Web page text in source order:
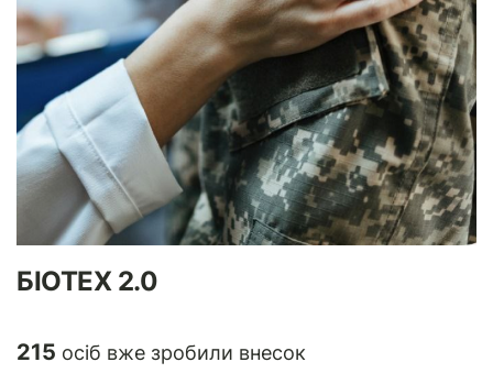
БІОТЕХ 2.0
215 осіб вже зробили внесок